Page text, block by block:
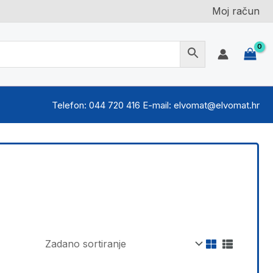
Moj račun
Telefon: 044 720 416 E-mail: elvomat@elvomat.hr